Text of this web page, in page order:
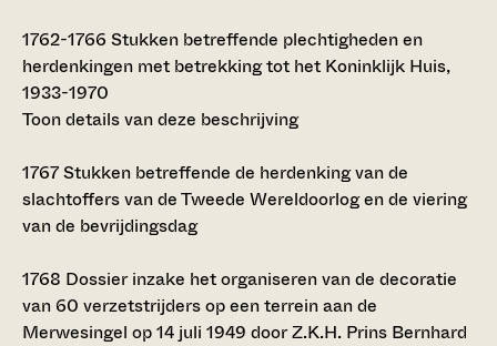
1762-1766 Stukken betreffende plechtigheden en
herdenkingen met betrekking tot het Koninklijk Huis,
1933-1970
Toon details van deze beschrijving
1767Stukken betreffende de herdenking van de
slachtoffers van de Tweede Wereldoorlog en de viering
van de bevrijdingsdag
1768 Dossier inzake het organiseren van de decoratie
van 60 verzetstrijders op een terrein aan de
Merwesingel op 14 juli 1949 door Z.K.H. Prins Bernhard